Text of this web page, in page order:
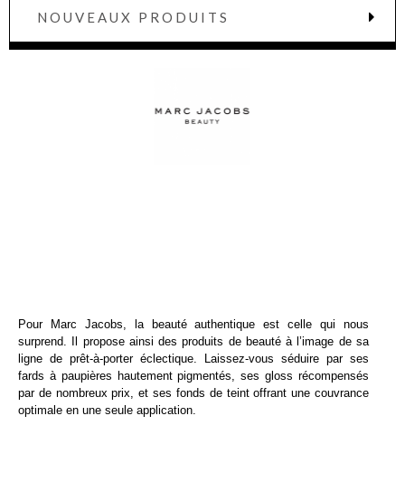
NOUVEAUX PRODUITS
Pour Marc Jacobs, la beauté authentique est celle qui nous
surprend. Il propose ainsi des produits de beauté à l’image de sa
ligne de prêt-à-porter éclectique. Laissez-vous séduire par ses
fards à paupières hautement pigmentés, ses gloss récompensés
par de nombreux prix, et ses fonds de teint offrant une couvrance
optimale en une seule application.